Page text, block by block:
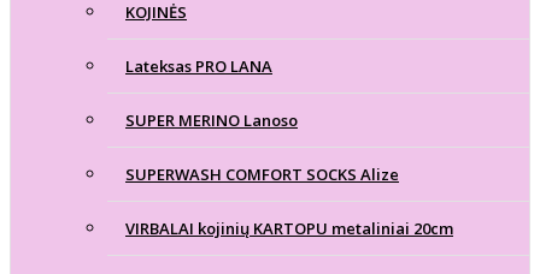
KOJINĖS
Lateksas PRO LANA
SUPER MERINO Lanoso
SUPERWASH COMFORT SOCKS Alize
VIRBALAI kojinių KARTOPU metaliniai 20cm